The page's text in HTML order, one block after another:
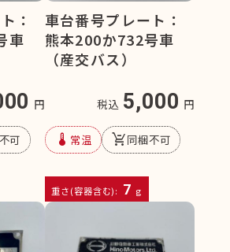
：
車
円
可
車台番号プレート：
熊本200か732号車
（産交バス）
税込 5,000 円
device_thermostat 常温 remove_shopping_cart同梱不可
重さ(容器含む): 7 g